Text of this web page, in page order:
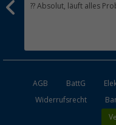
?? Absolut, läuft alles
AGB BattG
Widerrufsrecht